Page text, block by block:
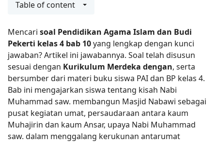
Table of content
Mencari soal Pendidikan Agama Islam dan Budi
Pekerti kelas 4 bab 10yang lengkap dengan kunci
jawaban? Artikel ini jawabannya. Soal telah disusun
sesuai dengan Kurikulum Merdeka dengan, serta
bersumber dari materi buku siswa PAI dan BP kelas 4.
Bab ini mengajarkan siswa tentang kisah Nabi
Muhammad saw. membangun Masjid Nabawi sebagai
pusat kegiatan umat, persaudaraan antara kaum
Muhajirin dan kaum Ansar, upaya Nabi Muhammad
saw. dalam menggalang kerukunan antarumat